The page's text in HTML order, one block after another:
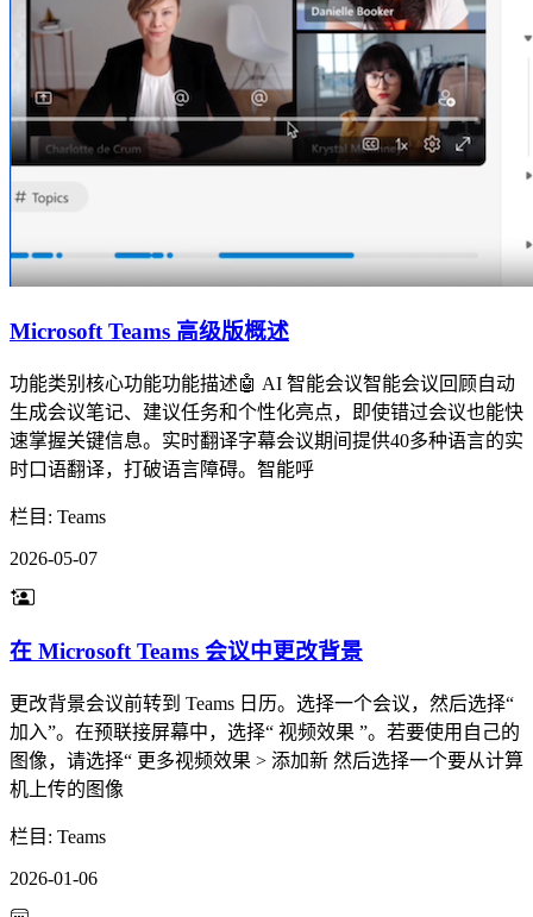
Microsoft Teams 高级版概述
功能类别核心功能功能描述🤖 AI 智能会议智能会议回顾自动
生成会议笔记、建议任务和个性化亮点，即使错过会议也能快
速掌握关键信息。实时翻译字幕会议期间提供40多种语言的实
时口语翻译，打破语言障碍。智能呼
栏目: Teams
2026-05-07
在 Microsoft Teams 会议中更改背景
更改背景会议前转到 Teams 日历。选择一个会议，然后选择“
加入”。在预联接屏幕中，选择“ 视频效果 ”。若要使用自己的
图像，请选择“ 更多视频效果 > 添加新 然后选择一个要从计算
机上传的图像
栏目: Teams
2026-01-06